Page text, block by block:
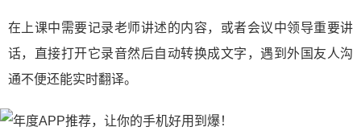
在上课中需要记录老师讲述的内容，或者会议中领导重要讲
话，直接打开它录音然后自动转换成文字，遇到外国友人沟
通不便还能实时翻译。